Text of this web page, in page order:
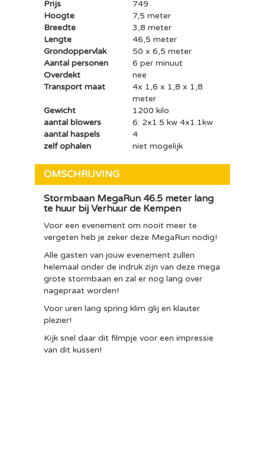
Prijs
749
Hoogte
7,5 meter
Breedte
3,8 meter
Lengte
46,5 meter
Grondoppervlak
50 x 6,5 meter
Aantal personen
6 per minuut
Overdekt
nee
Transport maat
4x 1,6 x 1,8 x 1,8
meter
Gewicht
1200 kilo
aantal blowers
6: 2x1.5 kw 4x1.1kw
aantal haspels
4
zelf ophalen
niet mogelijk
OMSCHRIJVING
Stormbaan MegaRun 46.5 meter lang
te huur bij Verhuur de Kempen
Voor een evenement om nooit meer te
vergeten heb je zeker deze MegaRun nodig!
Alle gasten van jouw evenement zullen
helemaal onder de indruk zijn van deze mega
grote stormbaan en zal er nog lang over
nagepraat worden!
Voor uren lang spring klim glij en klauter
plezier!
Kijk snel daar dit filmpje voor een impressie
van dit kussen!